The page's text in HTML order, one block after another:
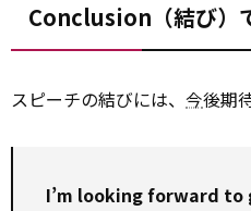
Conclusion（結び）
スピーチの結びには、 今後期
I’m looking forward